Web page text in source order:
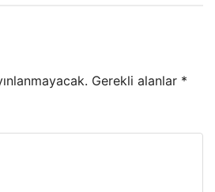
Gerekli alanlar *